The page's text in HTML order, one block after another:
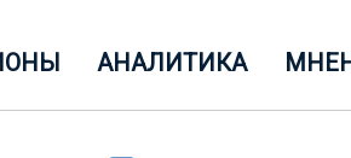
АНАЛИТИКА